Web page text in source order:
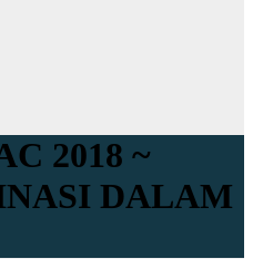
2018 ~
DALAM